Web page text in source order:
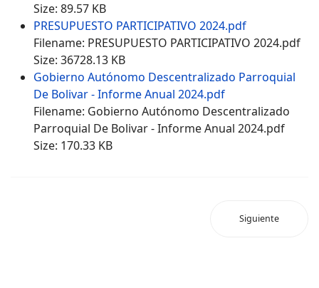
Size: 89.57 KB
PRESUPUESTO PARTICIPATIVO 2024.pdf
Filename: PRESUPUESTO PARTICIPATIVO 2024.pdf
Size: 36728.13 KB
Gobierno Autónomo Descentralizado Parroquial
De Bolivar - Informe Anual 2024.pdf
Filename: Gobierno Autónomo Descentralizado
Parroquial De Bolivar - Informe Anual 2024.pdf
Size: 170.33 KB
Siguiente